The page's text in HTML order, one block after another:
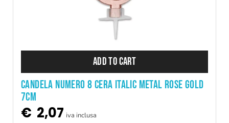
ADD TO CART
CANDELA NUMERO 8 CERA ITALIC METAL ROSE GOLD
7CM
€ 2,07 iva inclusa